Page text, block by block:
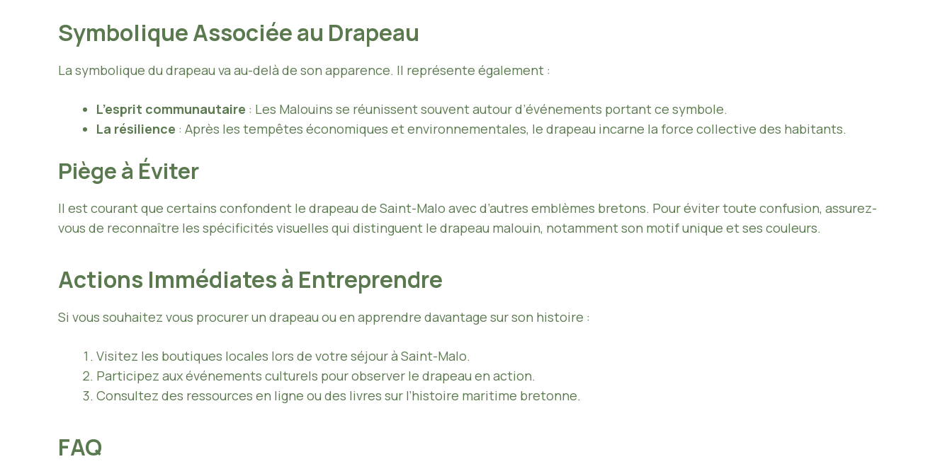
Symbolique Associée au Drapeau
La symbolique du drapeau va au-delà de son apparence. Il représente également :
L’esprit communautaire : Les Malouins se réunissent souvent autour d’événements portant ce symbole.
La résilience : Après les tempêtes économiques et environnementales, le drapeau incarne la force collective des habitants.
Piège à Éviter
Il est courant que certains confondent le drapeau de Saint-Malo avec d’autres emblèmes bretons. Pour éviter toute confusion, assurez-
vous de reconnaître les spécificités visuelles qui distinguent le drapeau malouin, notamment son motif unique et ses couleurs.
Actions Immédiates à Entreprendre
Si vous souhaitez vous procurer un drapeau ou en apprendre davantage sur son histoire :
Visitez les boutiques locales lors de votre séjour à Saint-Malo.
Participez aux événements culturels pour observer le drapeau en action.
Consultez des ressources en ligne ou des livres sur l’histoire maritime bretonne.
FAQ